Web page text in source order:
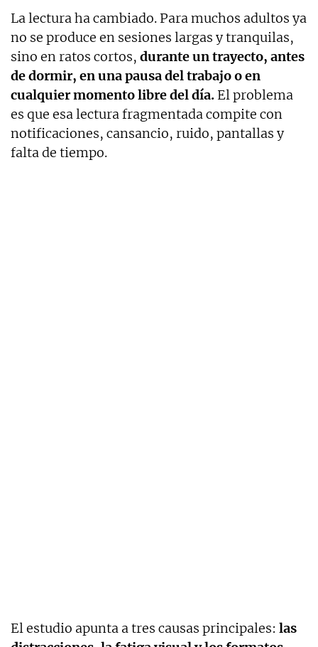
La lectura ha cambiado. Para muchos adultos ya
no se produce en sesiones largas y tranquilas,
sino en ratos cortos, durante un trayecto, antes
de dormir, en una pausa del trabajo o en
cualquier momento libre del día. El problema
es que esa lectura fragmentada compite con
notificaciones, cansancio, ruido, pantallas y
falta de tiempo.
El estudio apunta a tres causas principales: las